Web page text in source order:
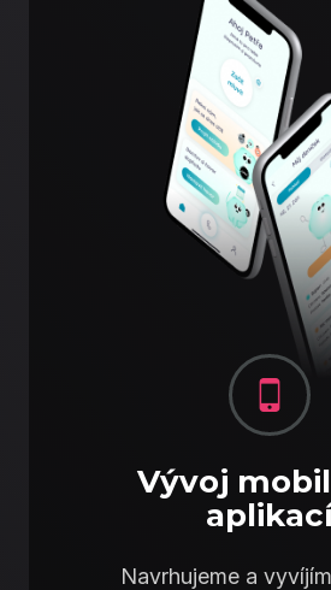
Vývoj
Navrhujeme a